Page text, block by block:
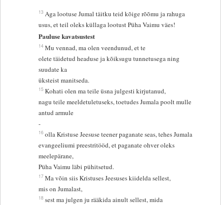
13 Aga lootuse Jumal täitku teid kõige rõõmu ja rahuga
usus, et teil oleks küllaga lootust Püha Vaimu väes!
Pauluse kavatsustest
14 Mu vennad, ma olen veendunud, et te
olete täidetud headuse ja kõiksugu tunnetusega ning
suudate ka
üksteist manitseda.
15 Kohati olen ma teile üsna julgesti kirjutanud,
nagu teile meeldetuletuseks, toetudes Jumala poolt mulle
antud armule
-
16 olla Kristuse Jeesuse teener paganate seas, tehes Jumala
evangeeliumi preestritööd, et paganate ohver oleks
meelepärane,
Püha Vaimu läbi pühitsetud.
17 Ma võin siis Kristuses Jeesuses kiidelda sellest,
mis on Jumalast,
18 sest ma julgen ju rääkida ainult sellest, mida